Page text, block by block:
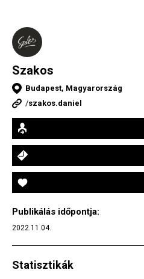
Szakos
Budapest, Magyarország
/szakos.daniel
Publikálás időpontja:
2022.11.04.
Statisztikák